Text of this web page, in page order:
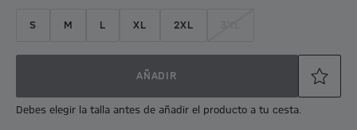
S M L XL 2XL
AÑADIR
Debes elegir la talla antes de añadir el producto a tu cesta.